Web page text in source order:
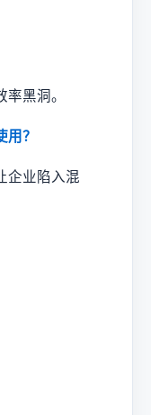
黑洞。
？
企业陷入混